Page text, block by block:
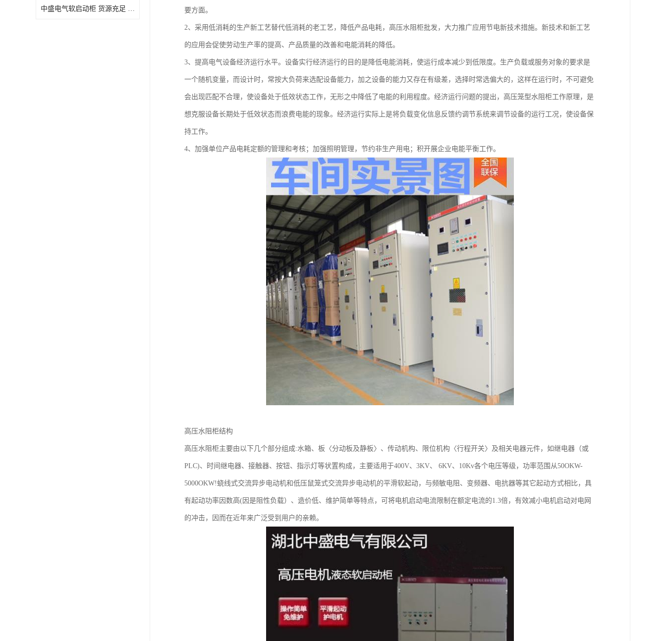
中盛电气软启动柜 货源充足 定制一站式服务 要方面。
2、采用低消耗的生产新工艺替代低消耗的老工艺，降低产品电耗，高压水阻柜批发，大力推广应用节电新技术措施。新技术和新工艺
的应用会促使劳动生产率的提高、产品质量的改善和电能消耗的降低。
3、提高电气设备经济运行水平。设备实行经济运行的目的是降低电能消耗，使运行成本减少到低限度。生产负载或服务对象的要求是
一个随机变量，而设计时，常按大负荷来选配设备能力，加之设备的能力又存在有级差，选择时常选偏大的，这样在运行时，不可避免
会出现匹配不合理，使设备处于低效状态工作，无形之中降低了电能的利用程度。经济运行问题的提出，高压笼型水阻柜工作原理，是
想克服设备长期处于低效状态而浪费电能的现象。经济运行实际上是将负载变化信息反馈约调节系统来调节设备的运行工况，使设备保
持工作。
4、加强单位产品电耗定额的管理和考核；加强照明管理，节约非生产用电；积开展企业电能平衡工作。
高压水阻柜结构
高压水阻柜主要由以下几个部分组成:水箱、板〈分动板及静板〉、传动机构、限位机构〈行程开关〉及相关电器元件，如继电器（或
PLC)、时间继电器、接触器、按钮、指示灯等状置构成，主要适用于400V、3KV、 6KV、10Kv各个电压等级，功率范围从50OKW-
5000OKW!蛲线式交流异步电动机和低压鼠笼式交流异步电动机的平滑软起动，与频敏电阻、变频器、电抗器等其它起动方式相比，具
有起动功率因数高(因是阻性负载）、造价低、维护简单等特点，可将电机启动电流限制在额定电流的1.3倍，有效减小电机启动对电网
的冲击，因而在近年来广泛受到用户的亲赖。